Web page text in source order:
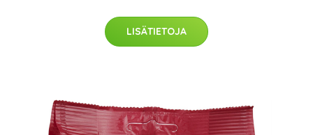
LISÄTIETOJA